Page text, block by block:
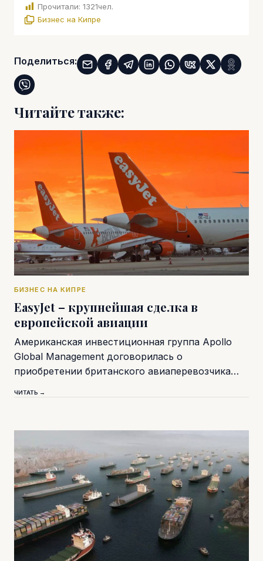
Прочитали: 1321чел.
Бизнес на Кипре
Поделиться:
Читайте также:
БИЗНЕС НА КИПРЕ
EasyJet – крупнейшая сделка в
европейской авиации
Американская инвестиционная группа Apollo
Global Management договорилась о
приобретении британского авиаперевозчика…
ЧИТАТЬ →